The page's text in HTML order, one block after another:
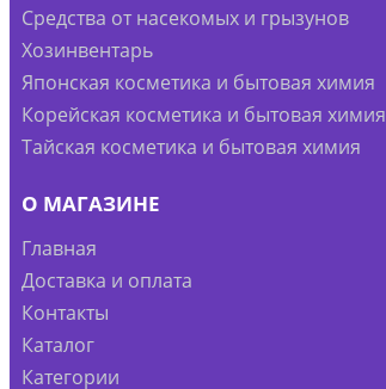
Средства от насекомых и грызунов
Хозинвентарь
Японская косметика и бытовая химия
Корейская косметика и бытовая химия
Тайская косметика и бытовая химия
О МАГАЗИНЕ
Главная
Доставка и оплата
Контакты
Каталог
Категории